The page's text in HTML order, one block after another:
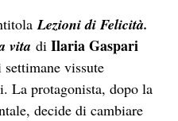
Lezioni di Felicità.
vita diIlaria Gaspari
vissute
La protagonista, dopo la
decide di cambiare